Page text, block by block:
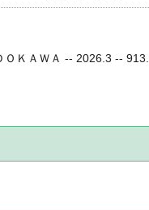
ＫＡＷＡ -- 2026.3 --